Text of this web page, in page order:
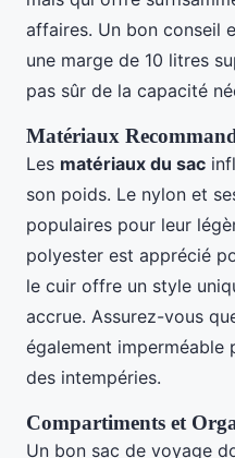
affaires. Un bon conseil
une marge de 10 litres
pas sûr de la capacité
Matériaux
Les matériaux du sac
son poids. Le nylon et
populaires pour leur
polyester est apprécié
le cuir offre un style
accrue. Assurez-vous
également
des intempéries.
Compartiments et
Un bon sac de voyage